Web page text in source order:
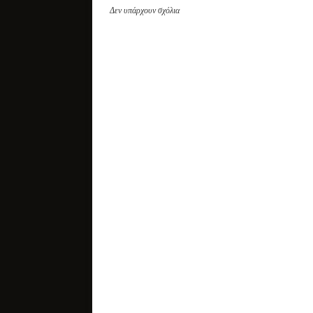
Δεν υπάρχουν σχόλια